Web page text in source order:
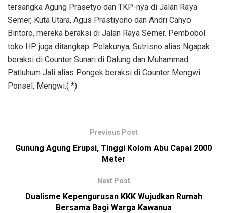
tersangka Agung Prasetyo dan TKP-nya di Jalan Raya
Semer, Kuta Utara, Agus Prastiyono dan Andri Cahyo
Bintoro, mereka beraksi di Jalan Raya Semer. Pembobol
toko HP juga ditangkap. Pelakunya, Sutrisno alias Ngapak
beraksi di Counter Sunari di Dalung dan Muhammad
Patluhum Jali alias Pongek beraksi di Counter Mengwi
Ponsel, Mengwi.( *)
Previous Post
Gunung Agung Erupsi, Tinggi Kolom Abu Capai 2000
Meter
Next Post
Dualisme Kepengurusan KKK Wujudkan Rumah
Bersama Bagi Warga Kawanua